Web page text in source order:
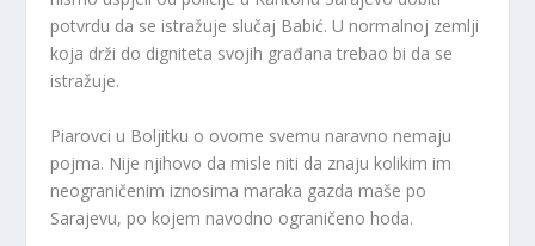
potvrdu da se istražuje slučaj Babić. U normalnoj zemlji
koja drži do digniteta svojih građana trebao bi da se
istražuje.
Piarovci u Boljitku o ovome svemu naravno nemaju
pojma. Nije njihovo da misle niti da znaju kolikim im
neograničenim iznosima maraka gazda maše po
Sarajevu, po kojem navodno ograničeno hoda.